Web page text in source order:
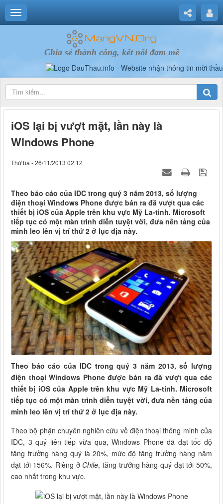
Chia sẻ thành công, kết nối đam mê
iOS lại bị vượt mặt, lần này là
Windows Phone
Thứ ba - 26/11/2013 02:12
Theo báo cáo của IDC trong quý 3 năm 2013, số lượng
điện thoại Windows Phone được bán ra đã vượt qua các
thiết bị iOS của Apple trên khu vực Mỹ La-tinh. Microsoft
tiếp tục có một màn trình diễn tuyệt vời, đưa nền tảng của
mình leo lên vị trí thứ 2 ở lục địa này.
Theo báo cáo của IDC trong quý 3 năm 2013, số lượng
điện thoại Windows Phone được bán ra đã vượt qua các
thiết bị iOS của Apple trên khu vực Mỹ La-tinh. Microsoft
tiếp tục có một màn trình diễn tuyệt vời, đưa nền tảng của
mình leo lên vị trí thứ 2 ở lục địa này.
Theo bộ phận chuyên nghiên cứu về điện thoại thông minh của
IDC, 3 quý liên tiếp vừa qua, Windows Phone đã đạt tốc độ
tăng trưởng hàng quý là 20%, mức độ tăng trưởng hàng năm
đạt tới 156%. Riêng ở Chile, tăng trưởng hàng quý đạt tới 50%,
cao nhất trong khu vực.